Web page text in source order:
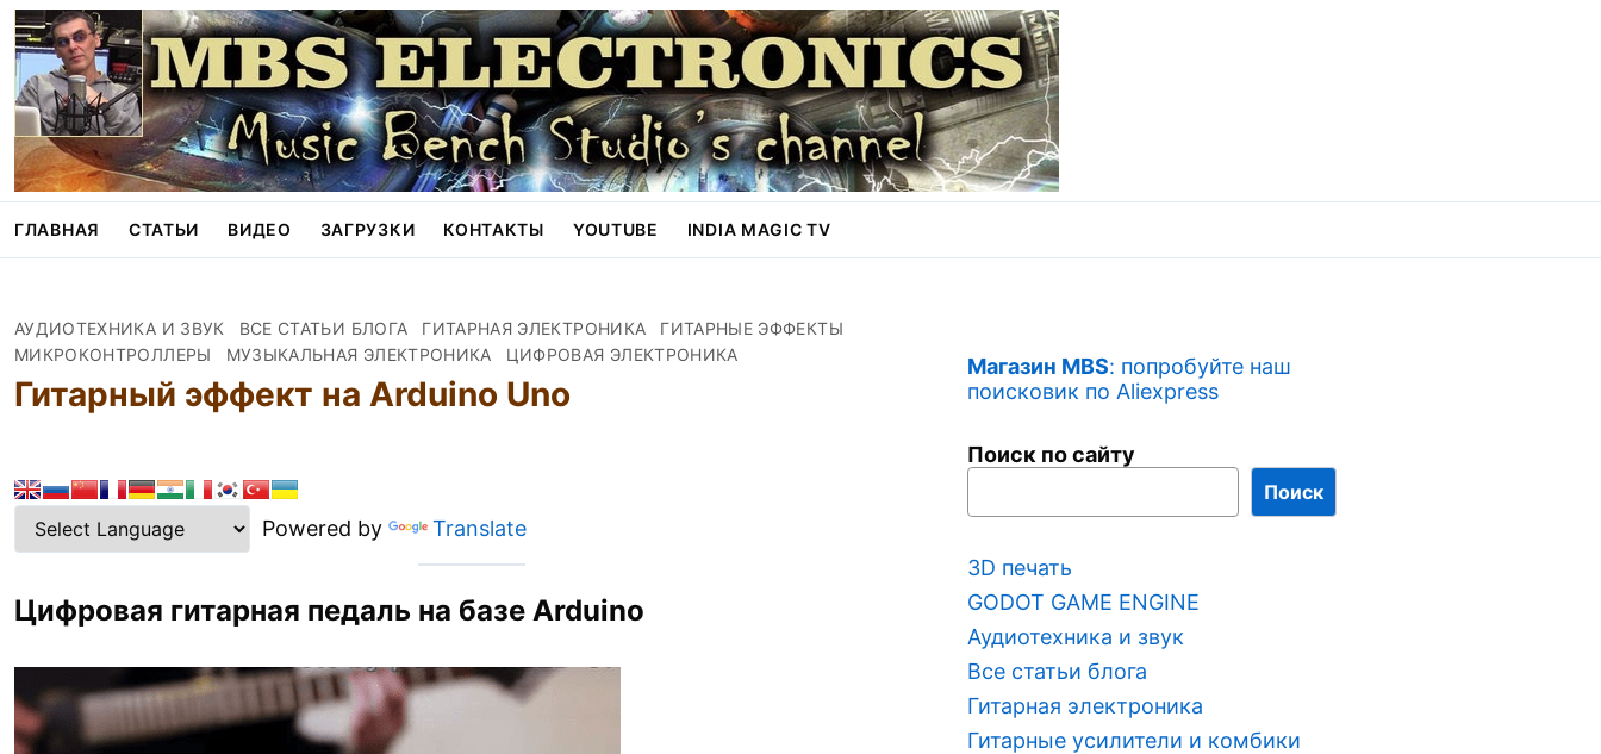
o
ГЛАВНАЯ СТАТЬИ ВИДЕО ЗАГРУЗКИ КОНТАКТЫ YOUTUBE INDIA MAGIC TV
АУДИОТЕХНИКА И ЗВУК ВСЕ СТАТЬИ БЛОГА ГИТАРНАЯ ЭЛЕКТРОНИКА
ГИТАРНЫЕ ЭФФЕКТЫ
МИКРОКОНТРОЛЛЕРЫ
МУЗЫКАЛЬНАЯ ЭЛЕКТРОНИКА ЦИФРОВАЯ ЭЛЕКТРОНИКА
Гитарный эффект на Arduino Uno
Powered by Translate
Цифровая гитарная педаль на базе Arduino
Магазин MBS: попробуйте наш
поисковик по Aliexpress
Поиск по сайту
Поиск
3D печать
GODOT GAME ENGINE
Аудиотехника и звук
Все статьи блога
Гитарная электроника
Гитарные усилители и комбики